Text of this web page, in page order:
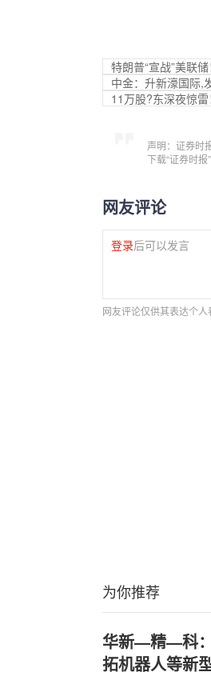
特朗普“宣战”美联
中金：升新濠国际,
11万股?东深夜惊
声明：证券时
下载“证券时
网友评论
登录后可以发言
网友评论仅供其表达个
为你推荐
华新—精—科：
拓机器人等新